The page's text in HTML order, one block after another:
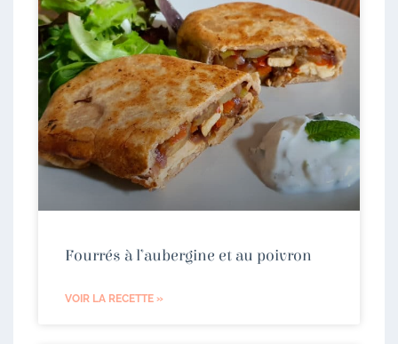
Fourrés à l’aubergine et au poivron
VOIR LA RECETTE »